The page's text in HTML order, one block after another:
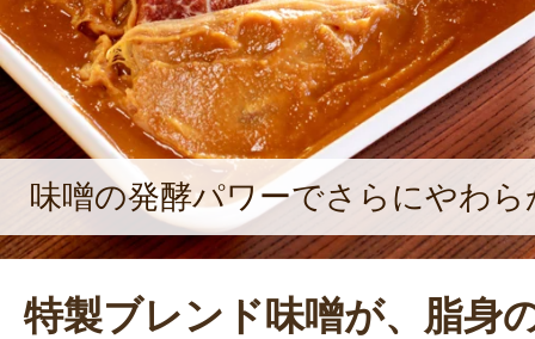
味噌の発酵パワーでさらにやわら
特製ブレンド味噌が、脂身